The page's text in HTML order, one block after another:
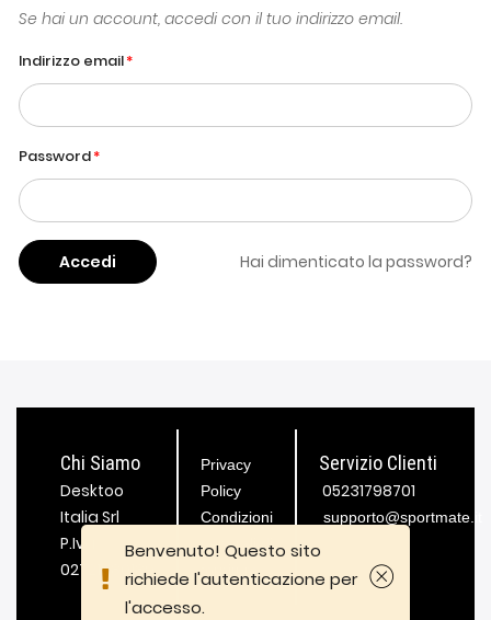
Benvenuto! Questo sito
richiede l'autenticazione per
l'accesso.
Se hai un account, accedi con il tuo indirizzo email.
Indirizzo email
Password
Accedi Hai dimenticato la password?
Chi Siamo
Desktoo
Italia Srl
P.Iva
02721980189
Privacy
Policy
Condizioni
generali di
fornitura
Servizio Clienti
05231798701
supporto@sportmate.it